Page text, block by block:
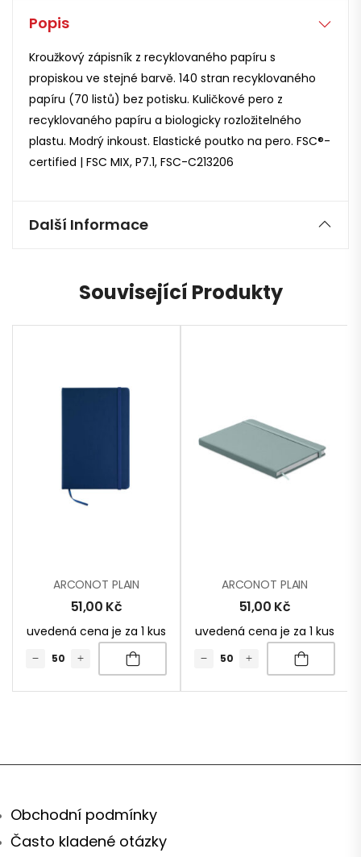
Popis
Kroužkový zápisník z recyklovaného papíru s
propiskou ve stejné barvě. 140 stran recyklovaného
papíru (70 listů) bez potisku. Kuličkové pero z
recyklovaného papíru a biologicky rozložitelného
plastu. Modrý inkoust. Elastické poutko na pero. FSC®-
certified | FSC MIX, P7.1, FSC-C213206
Další Informace
Související Produkty
ARCONOT PLAIN
51,00 Kč
uvedená cena je za 1 kus
ARCONOT PLAIN
51,00 Kč
uvedená cena je za 1 kus
Obchodní podmínky
Často kladené otázky